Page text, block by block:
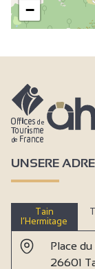
−
UNSERE
Tain
l’Hermitage
Place
26601